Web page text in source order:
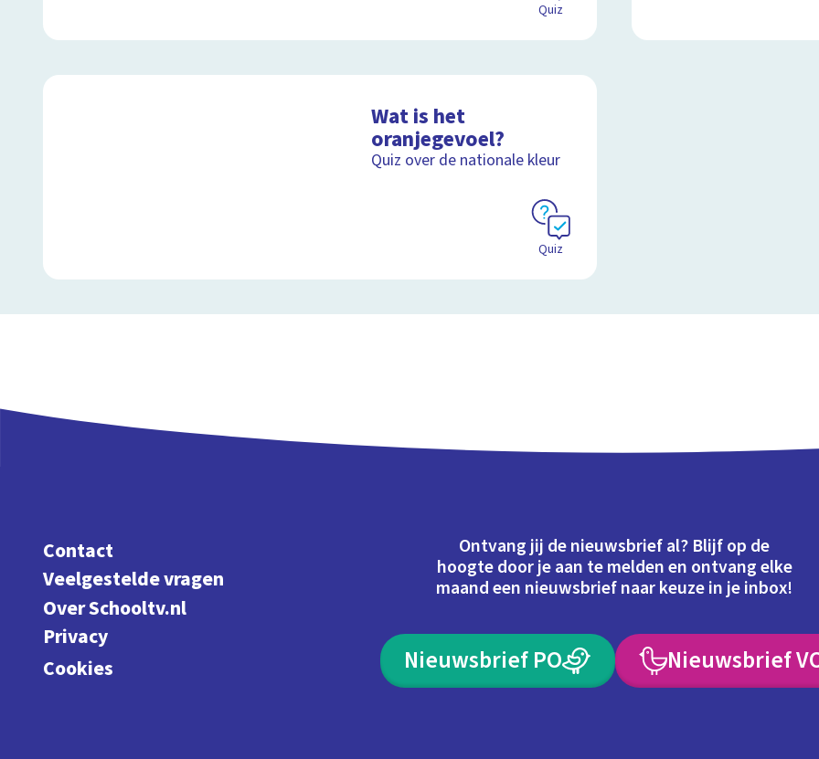
Quiz
Wat is het
oranjegevoel?
Quiz over de nationale kleur
Quiz
Contact
Veelgestelde vragen
Over Schooltv.nl
Privacy
Cookies
Ontvang jij de nieuwsbrief al? Blijf op de
hoogte door je aan te melden en ontvang elke
maand een nieuwsbrief naar keuze in je inbox!
Nieuwsbrief PO Nieuwsbrief